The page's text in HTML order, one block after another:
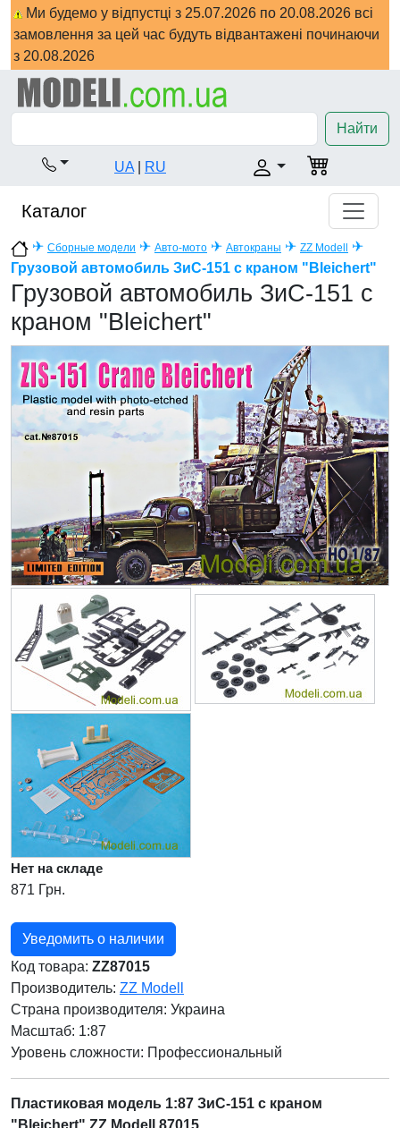
Ми будемо у відпустці з 25.07.2026 по 20.08.2026 всі
замовлення за цей час будуть відвантажені починаючи
з 20.08.2026
Найти
UA RU
Каталог
✈ Сборные модели ✈ Авто-мото ✈ Автокраны ✈ ZZ Modell
✈
Грузовой автомобиль ЗиС-151 с краном "Bleichert"
Грузовой автомобиль ЗиС-151 с
краном "Bleichert"
Нет на складе
871 Грн.
Уведомить о наличии
Код товара: ZZ87015
Производитель: ZZ Modell
Страна производителя: Украина
Масштаб: 1:87
Уровень сложности: Профессиональный
Пластиковая модель 1:87 ЗиС-151 с краном
"Bleichert" ZZ Modell 87015